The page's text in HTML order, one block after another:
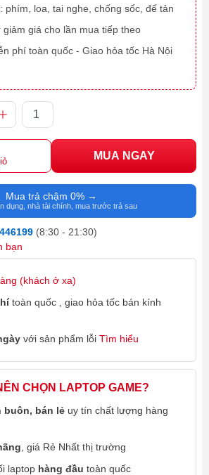
phím, loa, tai nghe, chống sốc, đế tản
giảm giá cho lần mua tiếp theo
phí toàn quốc - Giao hỏa tốc Hà Nội
MUA NGAY
Mua trả chậm 0% →
dụng, nhà tài chính, mua trước trả sau
(8:30 - 21:30)
bạn
(khách ở xa)
toàn quốc , giao hỏa tốc bán kính
với sản phẩm lỗi Tìm hiểu
CHỌN LAPTOP GAME?
buôn, bán lẻ uy tín chất lượng hàng
, giá Rẻ Nhất thị trường
laptop hàng đầu toàn quốc